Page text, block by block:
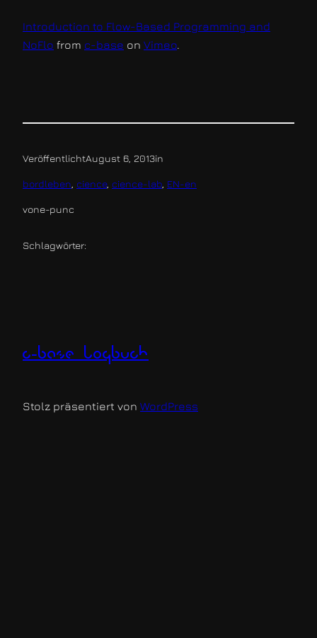
Introduction to Flow-Based Programming and
NoFlo from c-base on Vimeo.
VeröffentlichtAugust 6, 2013in
bordleben cience, cience-lab EN-en
vone-punc
Schlagwörter:
c-base logbuch
Stolz präsentiert von WordPress